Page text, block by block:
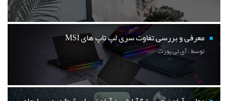
معرفی و بررسی تفاوت سری لپ تاپ های MSI
توسط : آی تی پورت